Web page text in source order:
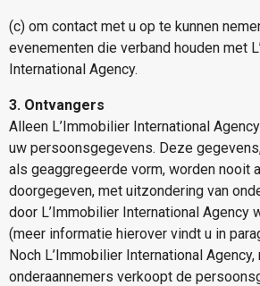
(c) om contact met u op te kunnen
evenementen die verband houden met
International Agency.
3. Ontvangers
Alleen L’Immobilier International
uw persoonsgegevens. Deze
als geaggregeerde vorm, worden nooit
doorgegeven, met uitzondering van
door L’Immobilier International Agency
(meer informatie hierover vindt u in
Noch L’Immobilier International Agency,
onderaannemers verkoopt de